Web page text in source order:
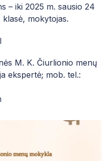
– iki 2025 m. sausio 24
mokytojas.
M. K. Čiurlionio menų
ekspertė; mob. tel.: